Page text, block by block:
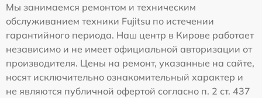
Мы занимаемся ремонтом и техническим
обслуживанием техники Fujitsu по истечении
гарантийного периода. Наш центр в Кирове работает
независимо и не имеет официальной авторизации от
производителя. Цены на ремонт, указанные на сайте,
носят исключительно ознакомительный характер и
не являются публичной офертой согласно п. 2 ст. 437